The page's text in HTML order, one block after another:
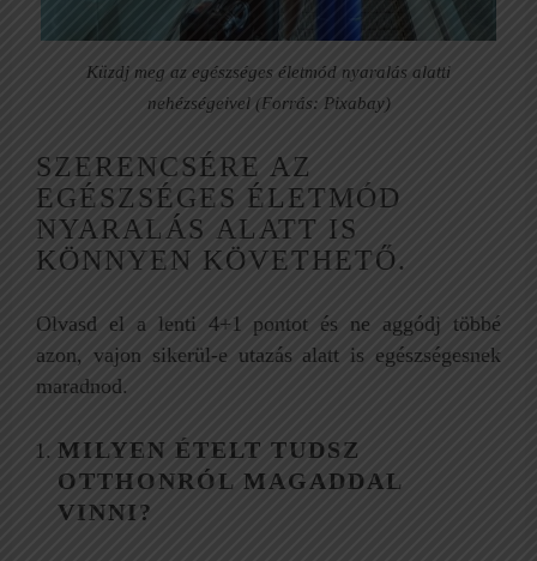
Küzdj meg az egészséges életmód nyaralás alatti
nehézségeivel (Forrás: Pixabay)
SZERENCSÉRE AZ
EGÉSZSÉGES ÉLETMÓD
NYARALÁS ALATT IS
KÖNNYEN KÖVETHETŐ.
Olvasd el a lenti 4+1 pontot és ne aggódj többé
azon, vajon sikerül-e utazás alatt is egészségesnek
maradnod.
MILYEN ÉTELT TUDSZ
OTTHONRÓL MAGADDAL
VINNI?